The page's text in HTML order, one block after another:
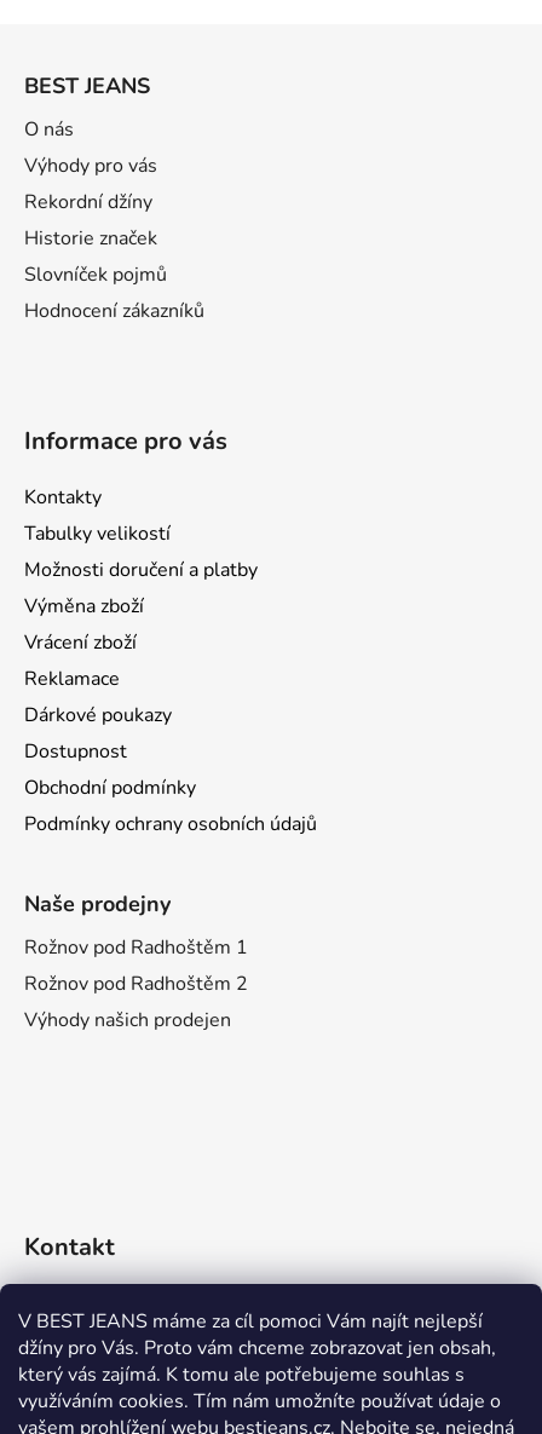
V BEST JEANS máme za cíl pomoci Vám najít nejlepší
džíny pro Vás. Proto vám chceme zobrazovat jen obsah,
který vás zajímá. K tomu ale potřebujeme souhlas s
využíváním cookies. Tím nám umožníte používat údaje o
vašem prohlížení webu bestjeans.cz. Nebojte se, nejedná
BEST JEANS
O nás
Výhody pro vás
Rekordní džíny
Historie značek
Slovníček pojmů
Hodnocení zákazníků
Informace pro vás
Kontakty
Tabulky velikostí
Možnosti doručení a platby
Výměna zboží
Vrácení zboží
Reklamace
Dárkové poukazy
Dostupnost
Obchodní podmínky
Podmínky ochrany osobních údajů
Naše prodejny
Rožnov pod Radhoštěm 1
Rožnov pod Radhoštěm 2
Výhody našich prodejen
Kontakt
eshop@bestjeans.cz
+420 771 200 468
+420 771 200 468